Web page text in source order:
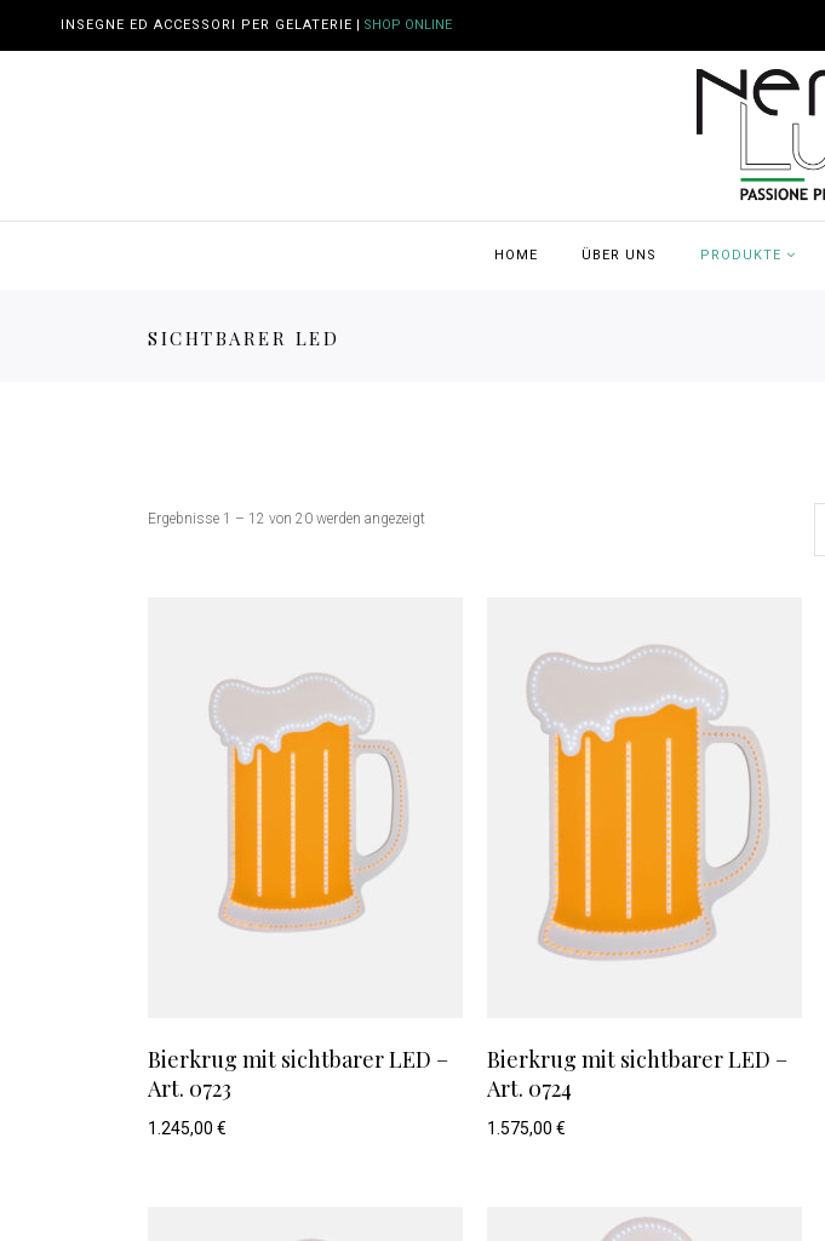
INSEGNE ED ACCESSORI PER GELATERIE | SHOP ONLINE
HOME ÜBER UNS PRODUKTE
SICHTBARER LED
Ergebnisse 1 – 12 von 20 werden angezeigt
Bierkrug mit sichtbarer LED –
Art. 0723
1.245,00 €
Bierkrug mit sichtbarer LED –
Art. 0724
1.575,00 €